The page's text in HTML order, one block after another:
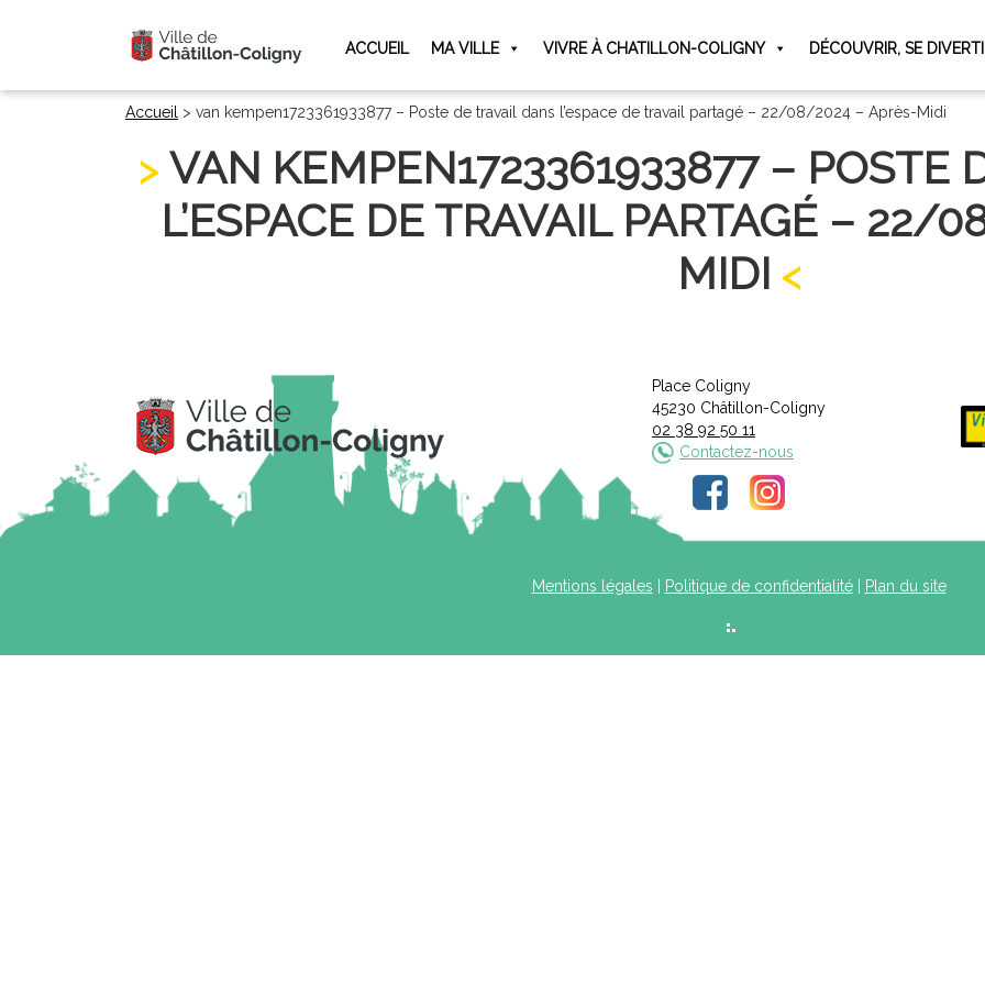
ACCUEIL MA VILLE VIVRE À CHATILLON-COLIGNY DÉCOUVRIR, SE
Accueil > van kempen1723361933877 – Poste de travail dans l’espace de travail partagé – 22/08/2024 – Après-Midi
VAN KEMPEN1723361933877 – POSTE
L’ESPACE DE TRAVAIL PARTAGÉ – 22/
MIDI
Place Coligny
45230 Châtillon-Coligny
02 38 92 50 11
Contactez-nous
Mentions légales Politique de confidentialité| Plan du site